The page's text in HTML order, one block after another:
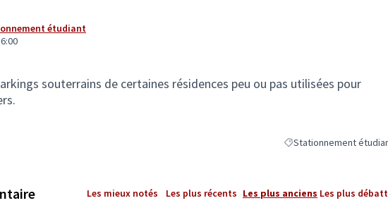
étudiant
souterrains de certaines résidences peu ou pas utilisées pour
Filtrer les résultats de
Stationnement
Les mieux notés Les plus récents Les plus anciens Les plus